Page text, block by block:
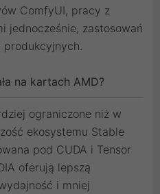
ComfyUI, pracy z
jednocześnie, zastosowań
na kartach AMD?
ograniczone niż w
ekosystemu Stable
pod CUDA i Tensor
oferują lepszą
i mniej